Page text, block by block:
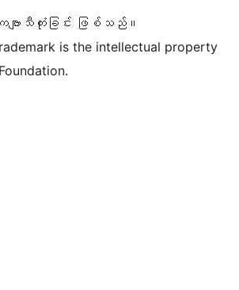
ဗျာသီကုံးခြင်း ဖြစ်သည်။
is the intellectual property